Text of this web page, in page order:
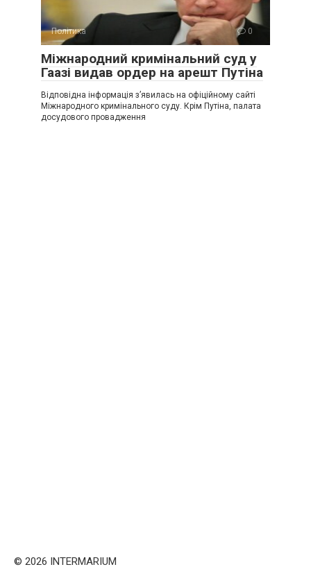
Політика 0
Міжнародний кримінальний суд у
Гаазі видав ордер на арешт Путіна
Відповідна інформація з’явилась на офіційному сайті
Міжнародного кримінального суду. Крім Путіна, палата
досудового провадження
© 2026 INTERMARIUM